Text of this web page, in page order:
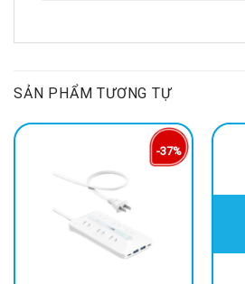
SẢN PHẨM TƯƠNG TỰ
-37%